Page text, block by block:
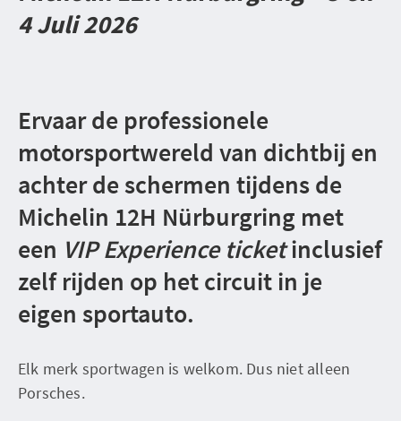
4 Juli 2026
Ervaar de professionele
motorsportwereld van dichtbij en
achter de schermen tijdens de
Michelin 12H Nürburgring met
een VIP Experience ticketinclusief
zelf rijden op het circuit in je
eigen sportauto.
Elk merk sportwagen is welkom. Dus niet alleen
Porsches.